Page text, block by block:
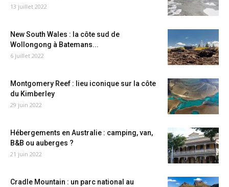
13 juillet 2022
New South Wales : la côte sud de
Wollongong à Batemans...
6 juillet 2022
Montgomery Reef : lieu iconique sur la côte
du Kimberley
29 juin 2022
Hébergements en Australie : camping, van,
B&B ou auberges ?
21 juin 2022
Cradle Mountain : un parc national au